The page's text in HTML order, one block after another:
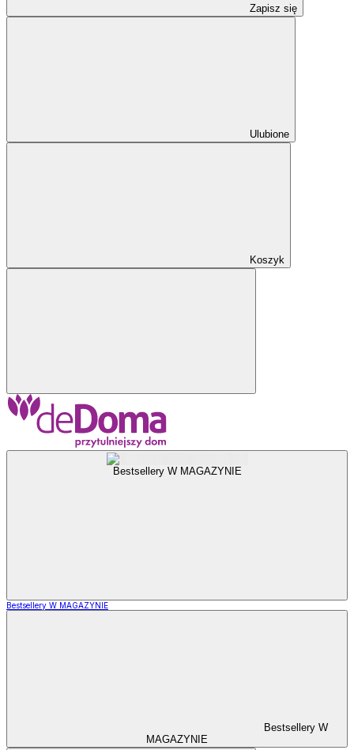
Zapisz się
Ulubione
Koszyk
Bestsellery W MAGAZYNIE
Bestsellery W MAGAZYNIE
Bestsellery W
MAGAZYNIE